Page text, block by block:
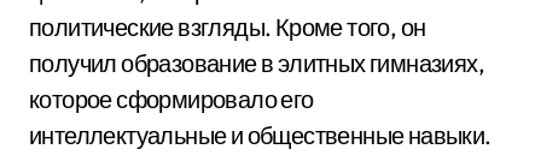
политические взгляды. Кроме того, он
получил образование в элитных гимназиях,
которое сформировало его
интеллектуальные и общественные навыки.